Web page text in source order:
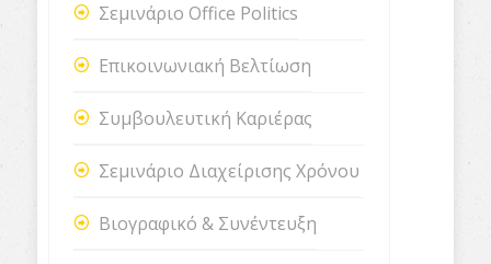
Σεμινάριο Office Politics
Επικοινωνιακή Βελτίωση
Συμβουλευτική Καριέρας
Σεμινάριο Διαχείρισης Χρόνου
Βιογραφικό & Συνέντευξη